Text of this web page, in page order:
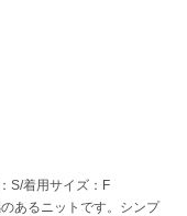
S/着用サイズ：F
あるニットです。シンプ